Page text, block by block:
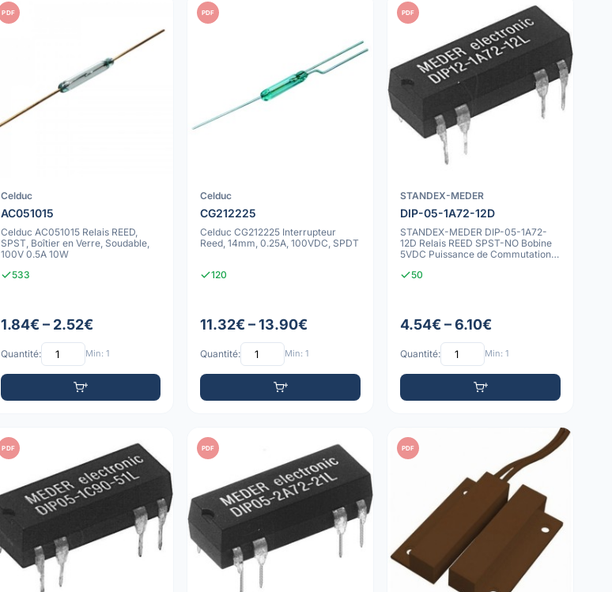
PDF
Celduc
AC051015
Celduc AC051015 Relais REED,
SPST, Boîtier en Verre, Soudable,
100V 0.5A 10W
533
1.84€ – 2.52€
Quantité: Min: 1
PDF
Celduc
CG212225
Celduc CG212225 Interrupteur
Reed, 14mm, 0.25A, 100VDC, SPDT
120
11.32€ – 13.90€
Quantité: Min: 1
PDF
STANDEX-MEDER
DIP-05-1A72-12D
STANDEX-MEDER DIP-05-1A72-
12D Relais REED SPST-NO Bobine
5VDC Puissance de Commutation
50
4.54€ – 6.10€
Quantité: Min: 1
PDF PDF PDF